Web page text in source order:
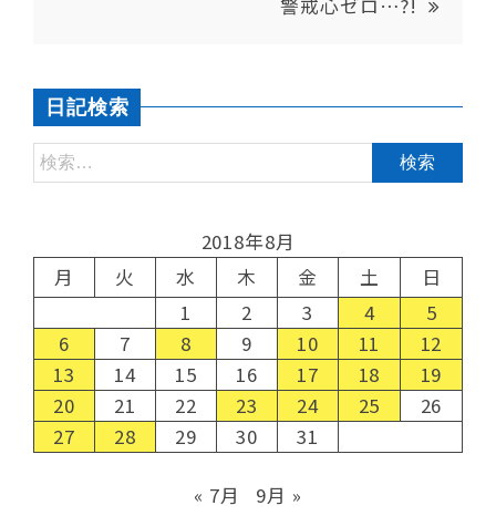
警戒心ゼロ…?!
日記検索
2018年8月
月
火 水 木 金 土
日
1
2 3 4
5
6
7 8 9 10 11
12
13
14 15 16 17 18
19
20
21 22 23 24 25
26
27
28 29 30 31
« 7月 9月 »